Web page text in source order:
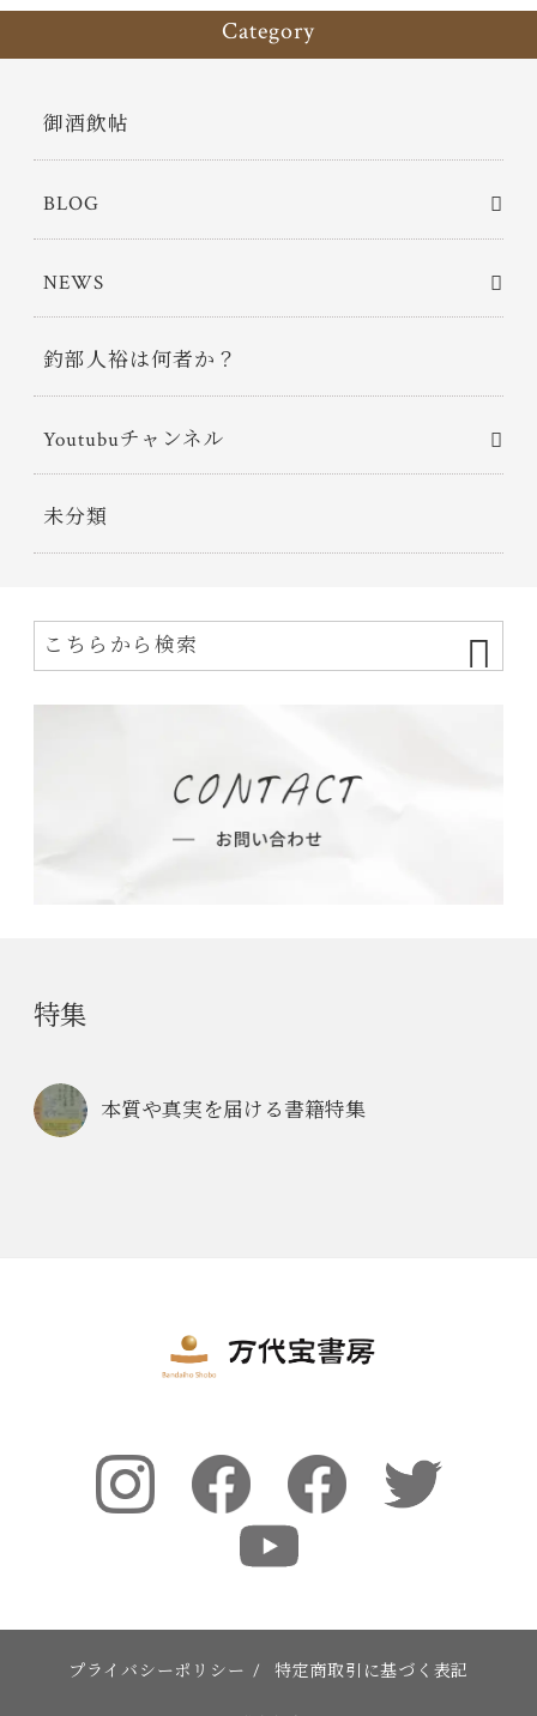
Category
御酒飲帖
BLOG
NEWS
釣部人裕は何者か？
Youtubuチャンネル
未分類
特集
本質や真実を届ける書籍特集
プライバシーポリシー / 特定商取引に基づく表記